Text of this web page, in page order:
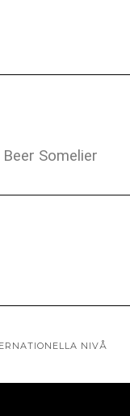
Somelier
NIVÅ